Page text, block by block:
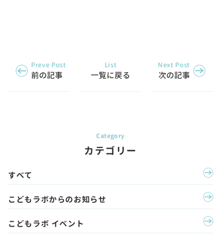
Preve Post
前の記事
List
一覧に戻る
Next Post
次の記事
カテゴリー
すべて
こどもラボからのお知らせ
こどもラボ イベント